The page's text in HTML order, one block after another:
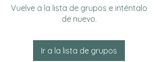
Vuelve a la lista de grupos e inténtalo
de nuevo.
Ir a la lista de grupos